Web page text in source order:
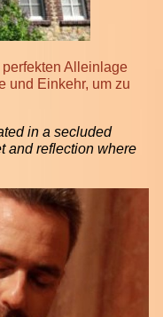
Alleinlage
und Einkehr, um zu
in a secluded
and reflection where